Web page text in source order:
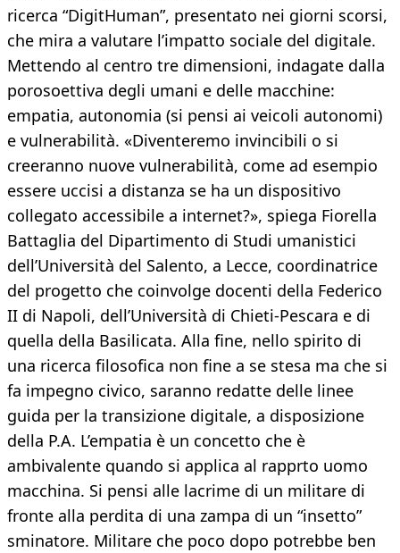
ricerca “DigitHuman”, presentato nei giorni scorsi,
che mira a valutare l’impatto sociale del digitale.
Mettendo al centro tre dimensioni, indagate dalla
porosoettiva degli umani e delle macchine:
empatia, autonomia (si pensi ai veicoli autonomi)
e vulnerabilità. «Diventeremo invincibili o si
creeranno nuove vulnerabilità, come ad esempio
essere uccisi a distanza se ha un dispositivo
collegato accessibile a internet?», spiega Fiorella
Battaglia del Dipartimento di Studi umanistici
dell’Università del Salento, a Lecce, coordinatrice
del progetto che coinvolge docenti della Federico
II di Napoli, dell’Università di Chieti-Pescara e di
quella della Basilicata. Alla fine, nello spirito di
una ricerca filosofica non fine a se stesa ma che si
fa impegno civico, saranno redatte delle linee
guida per la transizione digitale, a disposizione
della P.A. L’empatia è un concetto che è
ambivalente quando si applica al rapprto uomo
macchina. Si pensi alle lacrime di un militare di
fronte alla perdita di una zampa di un “insetto”
sminatore. Militare che poco dopo potrebbe ben